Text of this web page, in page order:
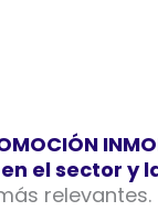
el sector y
relevantes.